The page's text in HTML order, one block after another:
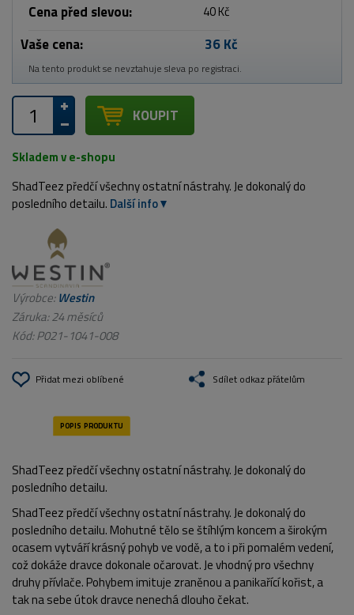
Cena před slevou: 40 Kč
Vaše cena: 36 Kč
Na tento produkt se nevztahuje sleva po registraci.
KOUPIT
Skladem v e-shopu
ShadTeez předčí všechny ostatní nástrahy. Je dokonalý do
posledního detailu. Další info
Výrobce:Westin
Záruka: 24 měsíců
Kód:P021-1041-008
Přidat mezi oblíbené Sdílet odkaz přátelům
ShadTeez předčí všechny ostatní nástrahy. Je dokonalý do
posledního detailu.
ShadTeez předčí všechny ostatní nástrahy. Je dokonalý do
posledního detailu. Mohutné tělo se štíhlým koncem a širokým
ocasem vytváří krásný pohyb ve vodě, a to i při pomalém vedení,
což dokáže dravce dokonale očarovat. Je vhodný pro všechny
druhy přívlače. Pohybem imituje zraněnou a panikařící kořist, a
tak na sebe útok dravce nenechá dlouho čekat.